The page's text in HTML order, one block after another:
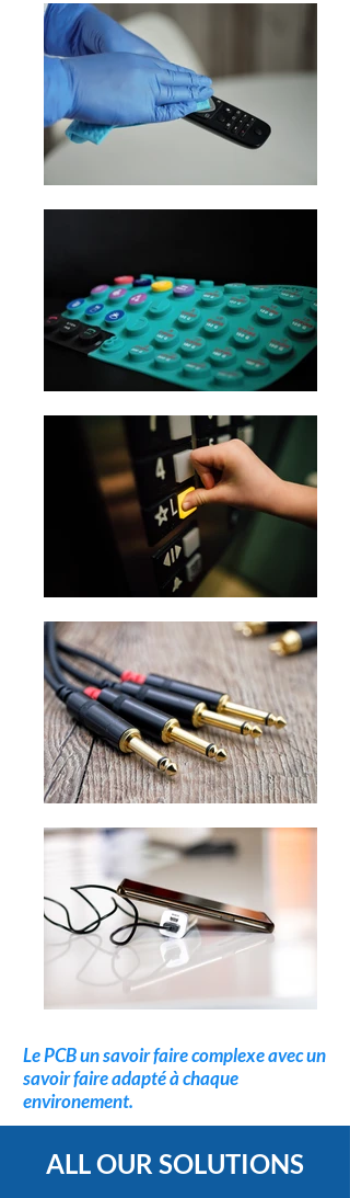
Le PCB un savoir faire complexe avec un
savoir faire adapté à chaque
environement.
ALL OUR SOLUTIONS